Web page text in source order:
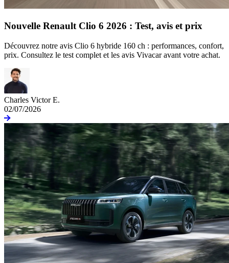
Nouvelle Renault Clio 6 2026 : Test, avis et prix
Découvrez notre avis Clio 6 hybride 160 ch : performances, confort,
prix. Consultez le test complet et les avis Vivacar avant votre achat.
Charles Victor E.
02/07/2026